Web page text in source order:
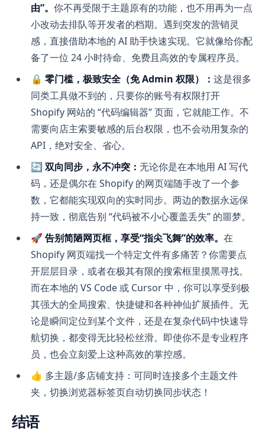
由”。 你不再受限于主题原有的功能，也不用再为一点
小改动去排队等开发者的档期。遇到突发的营销灵
感，直接借助本地的 AI 助手快速实现。它就像给你配
备了一位 24 小时待命、免费且高效的专属程序员。
🔒 零门槛，极致安全（免 Admin 权限）： 这是很多
同类工具做不到的，只要你的账号有权限打开
Shopify 网站的 “代码编辑器” 页面，它就能工作。不
需要向店主索要敏感的后台权限，也不会动用复杂的
API，绝对安全、省心。
🔄 双向同步，永不冲突： 无论你是在本地用 AI 写代
码，还是偶尔在 Shopify 的网页端随手改了一个参
数，它都能实现双向的实时同步。两边的数据永远保
持一致，彻底告别 “代码被不小心覆盖丢失” 的噩梦。
🚀 告别简陋网页框，享受“指尖飞舞”的效率。 在
Shopify 网页端找一个特定文件有多痛苦？你需要点
开层层目录，或者在极其有限的搜索框里摸黑寻找。
而在本地的 VS Code 或 Cursor 中，你可以享受到极
其强大的全局搜索、快捷键和各种神仙扩展插件。无
论是瞬间定位到某个文件，还是在复杂代码中快速导
航切换，都变得无比轻松丝滑。即使你不是专业程序
员，也会立刻爱上这种高效的掌控感。
👍 多主题/多店铺支持：可同时连接多个主题文件
夹，切换浏览器标签页自动切换同步状态！
结语